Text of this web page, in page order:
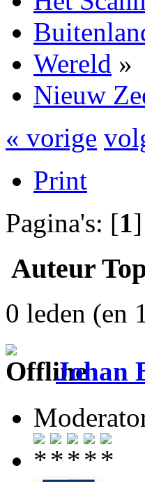
Wereld »
Nieuw
« vorige
Print
Pagina's: [1
Auteur
0 leden (en
Johan